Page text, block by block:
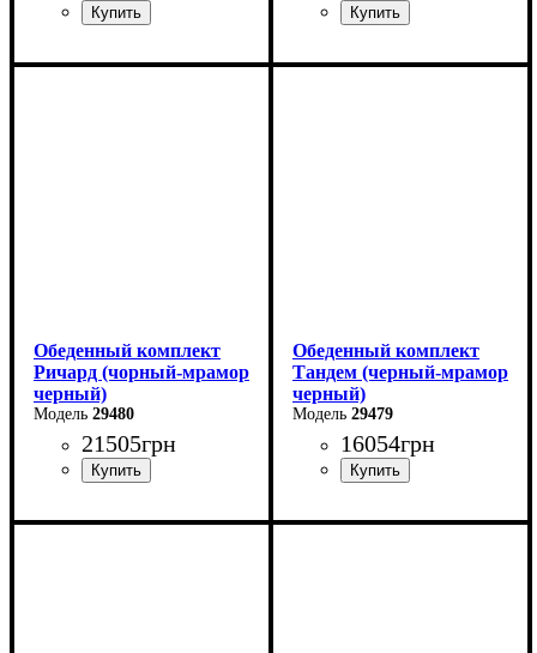
Ширина: 80 см
Ширина: 80 см
Обеденный комплект
Ричард (чорный-мрамор
черный)
29480
21505грн
Обеденный комплект
Тандем (черный-мрамор
черный)
29479
16054грн